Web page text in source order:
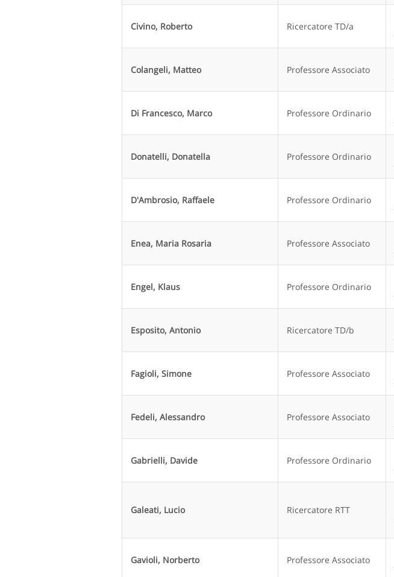
Civino, Roberto Ricercatore TD/a
Colangeli, Matteo Professore Associato
Di Francesco, Marco Professore Ordinario
Donatelli, Donatella Professore Ordinario
D'Ambrosio, Raffaele Professore Ordinario
Enea, Maria Rosaria Professore Associato
Engel, Klaus Professore Ordinario
Esposito, Antonio Ricercatore TD/b
Fagioli, Simone Professore Associato
Fedeli, Alessandro Professore Associato
Gabrielli, Davide Professore Ordinario
Galeati, Lucio Ricercatore RTT
Gavioli, Norberto Professore Associato